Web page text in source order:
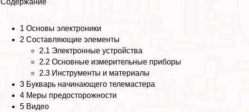
Содержание
1 Основы электроники
2 Составляющие элементы
2.1 Электронные устройства
2.2 Основные измерительные приборы
2.3 Инструменты и материалы
3 Букварь начинающего телемастера
4 Меры предосторожности
5 Видео